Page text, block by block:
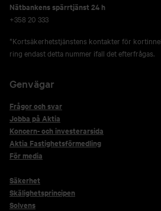
Nätbankens spärrtjänst 24 h
+358 20 333
*Kortsäkerhetstjänstens kontakter för
ring endast detta nummer ifall det efterfrågas.
Genvägar
Frågor och svar
Jobba på Aktia
Koncern- och investerarsida
Aktia Fastighetsförmedling
För media
Säkerhet
Skälighetsprincipen
Solvens